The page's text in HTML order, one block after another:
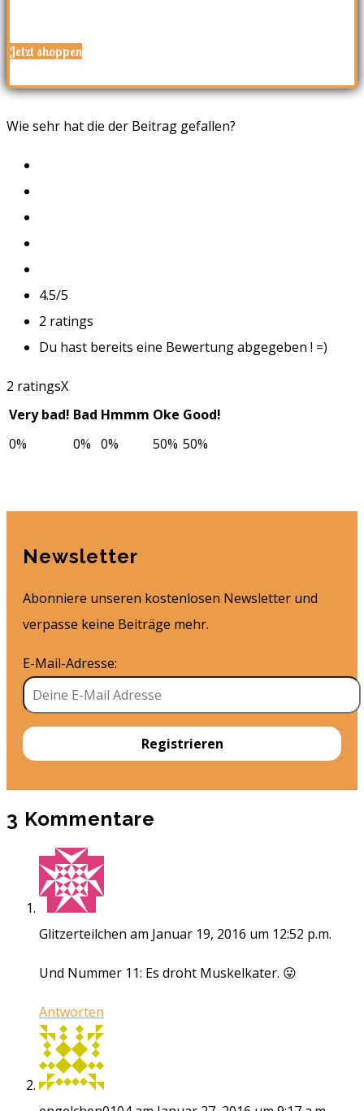
Jetzt shoppen
Wie sehr hat die der Beitrag gefallen?
4.5/5
2 ratings
Du hast bereits eine Bewertung abgegeben ! =)
2 ratingsX
Very bad! Bad Hmmm Oke Good!
0%
0% 0% 50% 50%
Newsletter
Abonniere unseren kostenlosen Newsletter und
verpasse keine Beiträge mehr.
E-Mail-Adresse:
3 Kommentare
Glitzerteilchen am Januar 19, 2016 um 12:52 p.m.
Und Nummer 11: Es droht Muskelkater. 😛
Antworten